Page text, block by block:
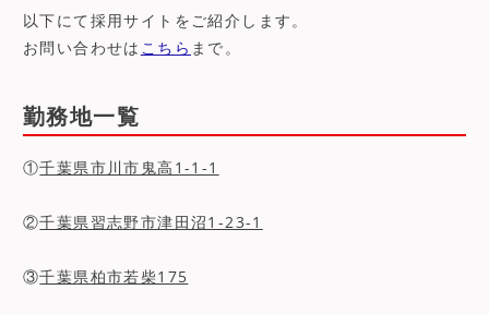
以下にて採用サイトをご紹介します。
お問い合わせは こちら まで。
勤務地一覧
①千葉県市川市鬼高1-1-1
②千葉県習志野市津田沼1-23-1
③千葉県柏市若柴175